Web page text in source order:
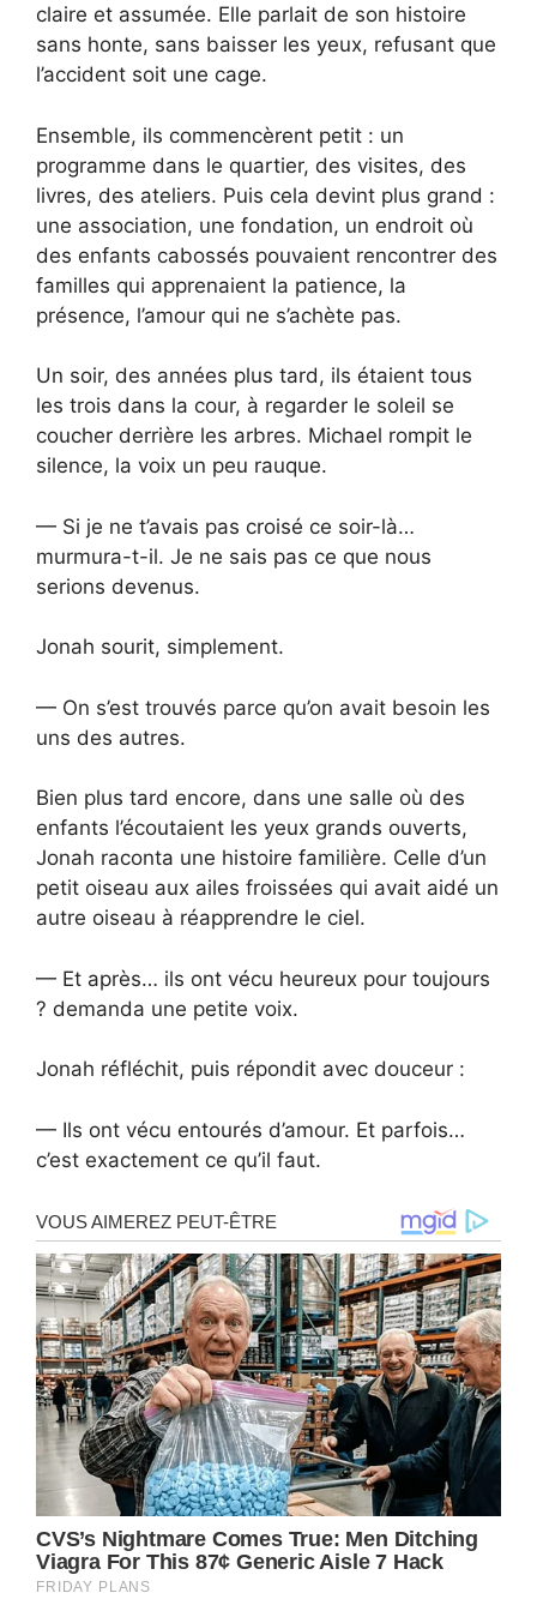
claire et assumée. Elle parlait de son histoire
sans honte, sans baisser les yeux, refusant que
l’accident soit une cage.
Ensemble, ils commencèrent petit : un
programme dans le quartier, des visites, des
livres, des ateliers. Puis cela devint plus grand :
une association, une fondation, un endroit où
des enfants cabossés pouvaient rencontrer des
familles qui apprenaient la patience, la
présence, l’amour qui ne s’achète pas.
Un soir, des années plus tard, ils étaient tous
les trois dans la cour, à regarder le soleil se
coucher derrière les arbres. Michael rompit le
silence, la voix un peu rauque.
— Si je ne t’avais pas croisé ce soir-là…
murmura-t-il. Je ne sais pas ce que nous
serions devenus.
Jonah sourit, simplement.
— On s’est trouvés parce qu’on avait besoin les
uns des autres.
Bien plus tard encore, dans une salle où des
enfants l’écoutaient les yeux grands ouverts,
Jonah raconta une histoire familière. Celle d’un
petit oiseau aux ailes froissées qui avait aidé un
autre oiseau à réapprendre le ciel.
— Et après… ils ont vécu heureux pour toujours
? demanda une petite voix.
Jonah réfléchit, puis répondit avec douceur :
— Ils ont vécu entourés d’amour. Et parfois…
c’est exactement ce qu’il faut.